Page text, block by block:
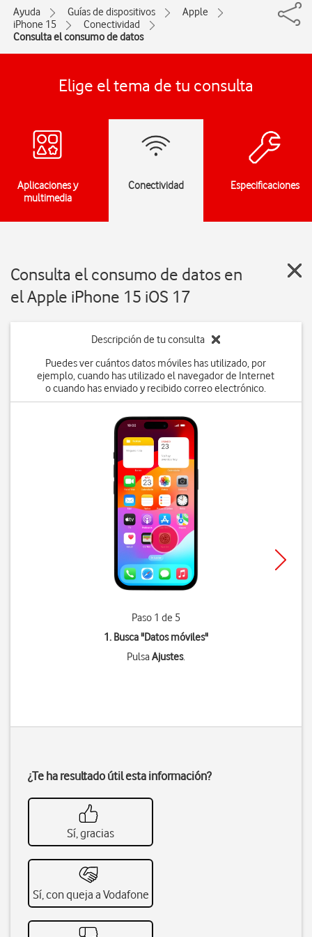
Ayuda Guías de dispositivos
Apple
iPhone 15
Conectividad
Consulta el consumo de datos
Elige el tema de tu consulta
Aplicaciones y
multimedia
Conectividad Especificaciones
Consulta el consumo de datos en
el Apple iPhone 15 iOS 17
Descripción de tu consulta
Puedes ver cuántos datos móviles has utilizado, por
ejemplo, cuando has utilizado el navegador de Internet
o cuando has enviado y recibido correo electrónico.
Paso 1 de 5
1. Busca "Datos móviles"
PulsaAjustes.
¿Te ha resultado útil esta información?
Sí, gracias
Sí, con queja a Vodafone